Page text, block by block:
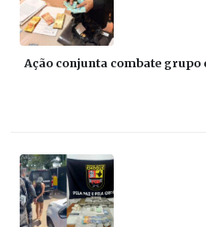
Ação conjunta combate